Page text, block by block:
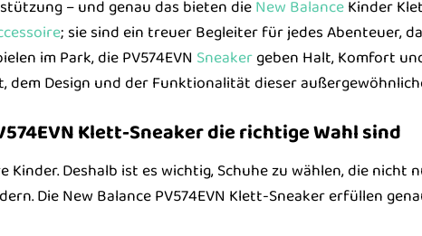
– und genau das bieten dieNew BalanceKinder
; sie sind ein treuer Begleiter für jedes Abenteuer,
im Park, die PV574EVN Sneakergeben Halt, Komfort
dem Design und der Funktionalität dieser
Klett-Sneaker die richtige Wahl sind
Deshalb ist es wichtig, Schuhe zu wählen, die nicht
Die New Balance PV574EVN Klett-Sneaker erfüllen